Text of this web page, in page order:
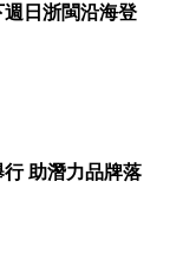
週日浙閩沿海登
助潛力品牌落